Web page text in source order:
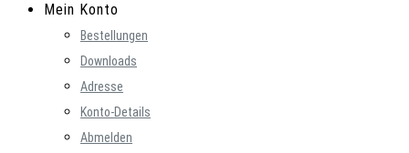
Mein Konto
Bestellungen
Downloads
Adresse
Konto-Details
Abmelden